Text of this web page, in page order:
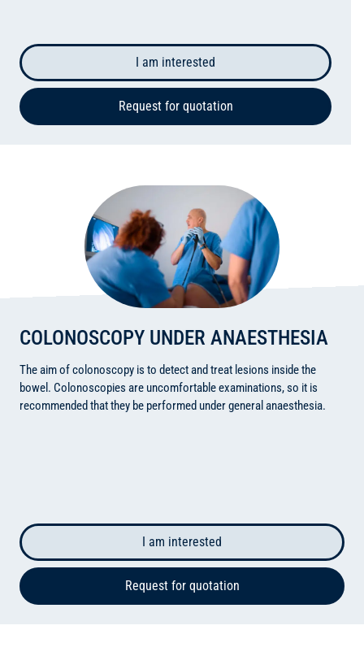
I am interested
Request for quotation
COLONOSCOPY UNDER ANAESTHESIA
The aim of colonoscopy is to detect and treat lesions inside the
bowel. Colonoscopies are uncomfortable examinations, so it is
recommended that they be performed under general anaesthesia.
I am interested
Request for quotation